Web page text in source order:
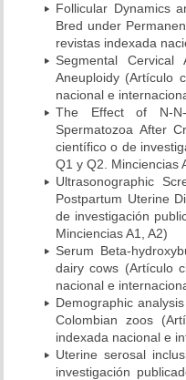
Follicular Dynamics
Bred under
revistas indexada
Segmental
Aneuploidy (Artículo
nacional e
The Effect of N-N-
Spermatozoa After
científico o de
Q1 y Q2. Minciencias
Ultrasonographic
Postpartum Uterine
de investigación
Minciencias A1, A2)
Serum Beta-
dairy cows (Artículo
nacional e
Demographic
Colombian zoos
indexada nacional e
Uterine serosal
investigación